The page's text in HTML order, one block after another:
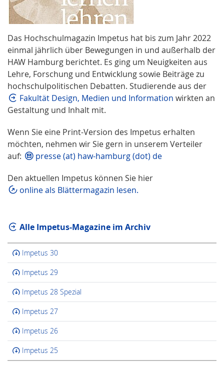
Das Hochschulmagazin Impetus hat bis zum Jahr 2022
einmal jährlich über Bewegungen in und außerhalb der
HAW Hamburg berichtet. Es ging um Neuigkeiten aus
Lehre, Forschung und Entwicklung sowie Beiträge zu
hochschulpolitischen Debatten. Studierende aus der
Fakultät Design, Medien und Information wirkten an
Gestaltung und Inhalt mit.
Wenn Sie eine Print-Version des Impetus erhalten
möchten, nehmen wir Sie gern in unserem Verteiler
auf:
presse (at) haw-hamburg (dot) de
Den aktuellen Impetus können Sie hier
online als Blättermagazin lesen.
Alle Impetus-Magazine im Archiv
Impetus 30
Impetus 29
Impetus 28 Spezial
Impetus 27
Impetus 26
Impetus 25